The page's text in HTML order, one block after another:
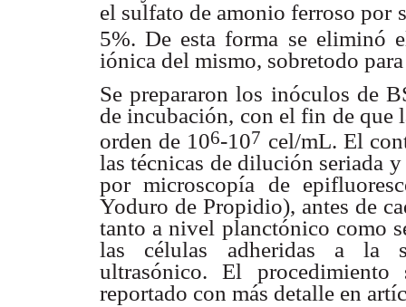
el sulfato de amonioferroso por
5%. De esta forma se eliminó
iónica del mismo, sobretodo
Se prepararon los inóculos de
de incubación, con el fin de que
orden de 106-107 cel/mL. El
las técnicas de dilución seriada
por microscopía de
Yoduro de Propidio), antes de
tanto a nivel planctónico como
las células adheridas a la
ultrasónico. El
reportado con más detalle en